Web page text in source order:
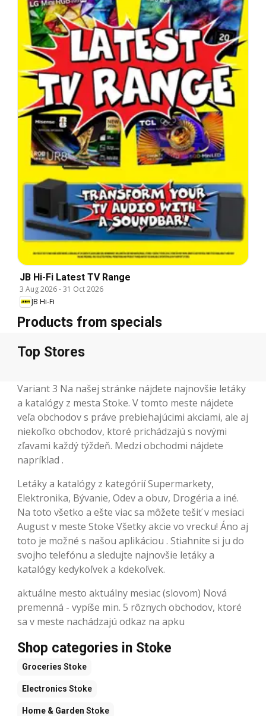
JB Hi-Fi Latest TV Range
3 Aug 2026-31 Oct 2026
JB Hi-Fi
Products from specials
Top Stores
Variant 3 Na našej stránke nájdete najnovšie letáky
a katalógy z mesta Stoke. V tomto meste nájdete
veľa obchodov s práve prebiehajúcimi akciami, ale aj
niekoľko obchodov, ktoré prichádzajú s novými
zľavami každý týždeň. Medzi obchodmi nájdete
napríklad .
Letáky a katalógy z kategórií Supermarkety,
Elektronika, Bývanie, Odev a obuv, Drogéria a iné.
Na toto všetko a ešte viac sa môžete tešiť v mesiaci
August v meste Stoke Všetky akcie vo vrecku! Áno aj
toto je možné s našou aplikáciou . Stiahnite si ju do
svojho telefónu a sledujte najnovšie letáky a
katalógy kedykoľvek a kdekoľvek.
aktuálne mesto aktuálny mesiac (slovom) Nová
premenná - vypíše min. 5 rôznych obchodov, ktoré
sa v meste nachádzajú odkaz na apku
Shop categories in Stoke
Groceries Stoke
Electronics Stoke
Home & Garden Stoke